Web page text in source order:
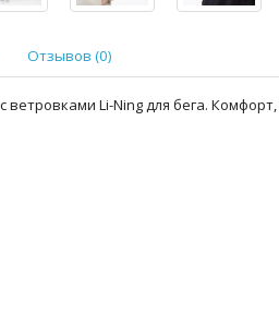
Отзывов (0)
ветровками Li-Ning для бега.